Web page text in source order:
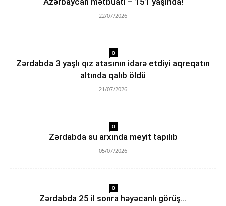
22/07/2026
0
Zərdabda 3 yaşlı qız atasının idarə etdiyi aqreqatın
altında qalıb öldü
21/07/2026
0
Zərdabda su arxında meyit tapılıb
05/07/2026
0
Zərdabda 25 il sonra həyəcanlı görüş…